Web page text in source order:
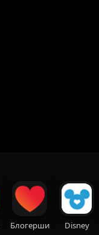
Блогерши Disney